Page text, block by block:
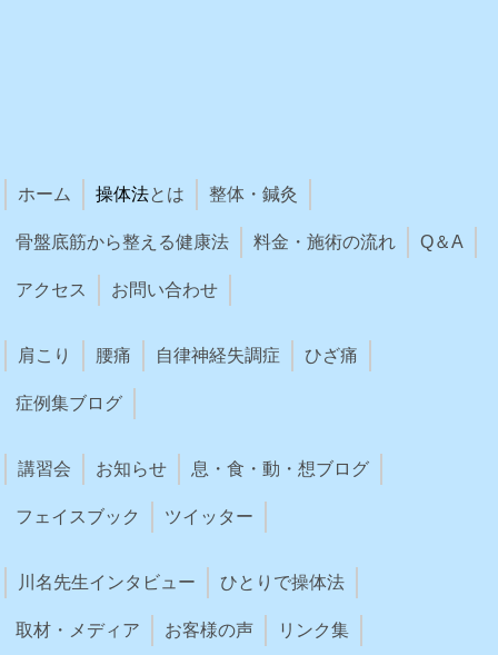
ホーム 操体法とは 整体・鍼灸
骨盤底筋から整える健康法 料金・施術の流れ Q＆A
アクセス お問い合わせ
肩こり 腰痛 自律神経失調症 ひざ痛
症例集ブログ
講習会 お知らせ 息・食・動・想ブログ
フェイスブック ツイッター
川名先生インタビュー ひとりで操体法
取材・メディア お客様の声 リンク集